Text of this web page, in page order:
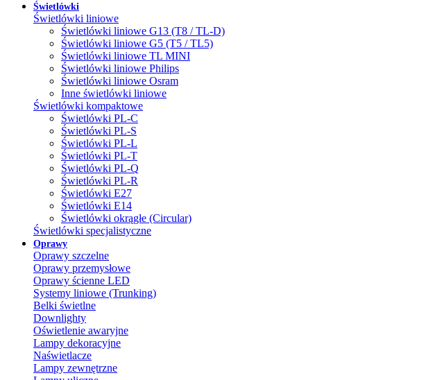
Świetlówki
Świetlówki liniowe
Świetlówki liniowe G13 (T8 / TL-D)
Świetlówki liniowe G5 (T5 / TL5)
Świetlówki liniowe TL MINI
Świetlówki liniowe Philips
Świetlówki liniowe Osram
Inne świetlówki liniowe
Świetlówki kompaktowe
Świetlówki PL-C
Świetlówki PL-S
Świetlówki PL-L
Świetlówki PL-T
Świetlówki PL-Q
Świetlówki PL-R
Świetlówki E27
Świetlówki E14
Świetlówki okrągłe (Circular)
Świetlówki specjalistyczne
Oprawy
Oprawy szczelne
Oprawy przemysłowe
Oprawy ścienne LED
Systemy liniowe (Trunking)
Belki świetlne
Downlighty
Oświetlenie awaryjne
Lampy dekoracyjne
Naświetlacze
Lampy zewnętrzne